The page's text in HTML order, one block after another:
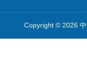
Copyright © 2026